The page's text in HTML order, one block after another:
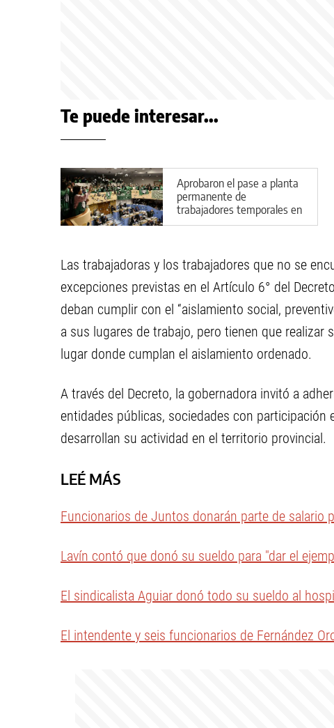
Te puede interesar...
Aprobaron el pase a planta
permanente de
trabajadores temporales en
Río Negro
Las trabajadoras y los trabajadores que no se
excepciones previstas en el Artículo 6° del
deban cumplir con el “aislamiento social,
a sus lugares de trabajo, pero tienen que realizar
lugar donde cumplan el aislamiento ordenado.
A través del Decreto, la gobernadora invitó a
entidades públicas, sociedades con participación
desarrollan su actividad en el territorio provincial.
LEÉ MÁS
Funcionarios de Juntos donarán parte de salario
Lavín contó que donó su sueldo para "dar el
El sindicalista Aguiar donó todo su sueldo al
El intendente y seis funcionarios de Fernández